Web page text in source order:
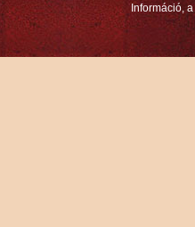
Információ,